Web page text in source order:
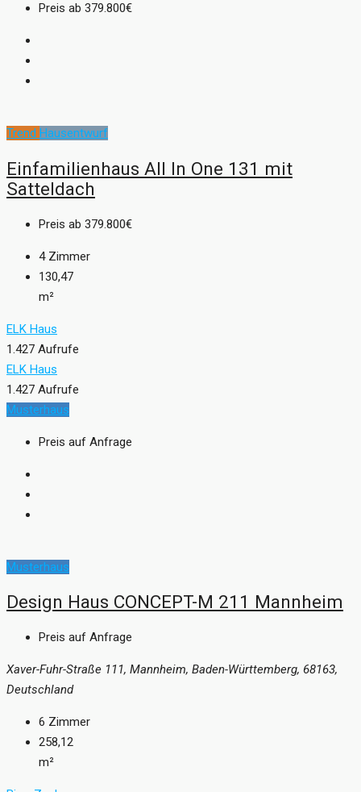
Preis ab 379.800€
Trend Hausentwurf
Einfamilienhaus All In One 131 mit
Satteldach
Preis ab 379.800€
4 Zimmer
130,47
m²
ELK Haus
1.427 Aufrufe
ELK Haus
1.427 Aufrufe
Musterhaus
Preis auf Anfrage
Musterhaus
Design Haus CONCEPT-M 211 Mannheim
Preis auf Anfrage
Xaver-Fuhr-Straße 111, Mannheim, Baden-Württemberg, 68163,
Deutschland
6 Zimmer
258,12
m²